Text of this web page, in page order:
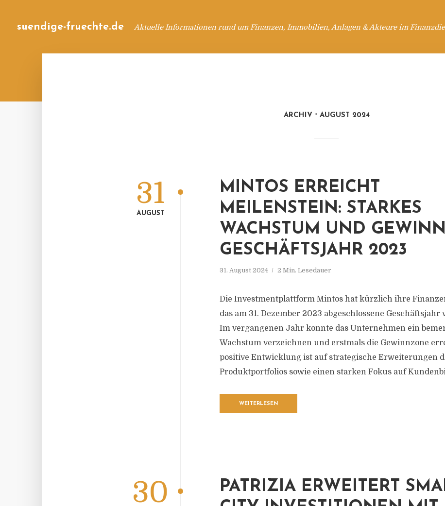
suendige-fruechte.de Aktuelle Informationen rund um Finanzen, Immobilien, Anlagen & Akteure im
ARCHIV AUGUST 2024
MINTOS ERREICHT
MEILENSTEIN: STARKES
WACHSTUM UND
GESCHÄFTSJAHR 2023
31. August 2024 2 Min. Lesedauer
31
AUGUST
Die Investmentplattform Mintos hat kürzlich ihre
das am 31. Dezember 2023 abgeschlossene
Im vergangenen Jahr konnte das Unternehmen ein
Wachstum verzeichnen und erstmals die Gewinnzone
positive Entwicklung ist auf strategische Erweiterungen
Produktportfolios sowie einen starken Fokus auf
WEITERLESEN
PATRIZIA ERWEITERT
30